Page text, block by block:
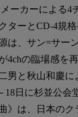
ーカーによる4
ターとCD-4規
は、サン=サー
4chの臨場感を
男と秋山和慶
18日に杉並公
》は、日本の